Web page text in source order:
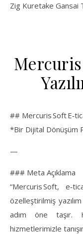
​Zig Kuretake Gansai
## Mercuris Soft
*Bir Dijital Dönüşüm
—
### Meta Açıklama
“Mercuris Soft,
özelleştirilmiş
adım öne taşır.
hizmetlerimizle